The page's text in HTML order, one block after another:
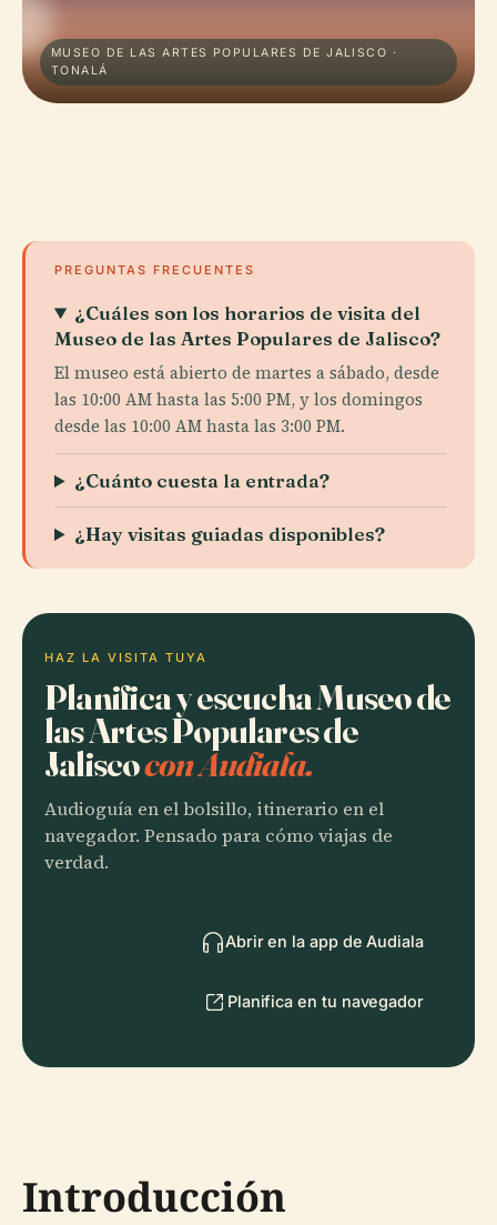
MUSEO DE LAS ARTES POPULARES DE JALISCO ·
TONALÁ
PREGUNTAS FRECUENTES
¿Cuáles son los horarios de visita del
Museo de las Artes Populares de Jalisco?
El museo está abierto de martes a sábado, desde
las 10:00 AM hasta las 5:00 PM, y los domingos
desde las 10:00 AM hasta las 3:00 PM.
¿Cuánto cuesta la entrada?
¿Hay visitas guiadas disponibles?
HAZ LA VISITA TUYA
Planifica y escucha Museo de
las Artes Populares de
Jaliscocon Audiala.
Audioguía en el bolsillo, itinerario en el
navegador. Pensado para cómo viajas de
verdad.
Abrir en la app de Audiala
Planifica en tu navegador
Introducción